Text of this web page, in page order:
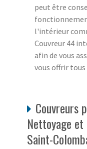
peut être
l'intérieur
Couvreur 44
afin de vous
vous offrir tous
Couvreurs
Nettoyage et
Saint-